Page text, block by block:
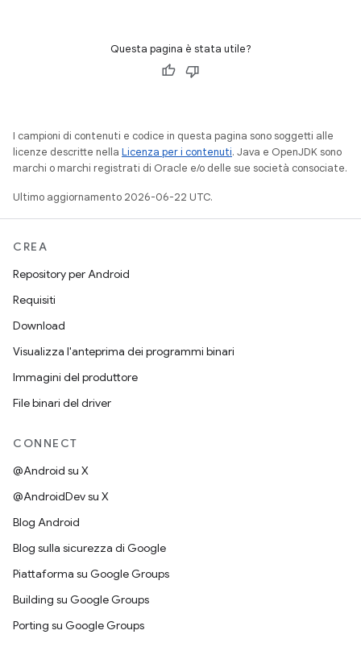
Questa pagina è stata utile?
I campioni di contenuti e codice in questa pagina sono soggetti alle
licenze descritte nella Licenza per i contenuti. Java e OpenJDK sono
marchi o marchi registrati di Oracle e/o delle sue società consociate.
Ultimo aggiornamento 2026-06-22 UTC.
CREA
Repository per Android
Requisiti
Download
Visualizza l'anteprima dei programmi binari
Immagini del produttore
File binari del driver
CONNECT
@Android su X
@AndroidDev su X
Blog Android
Blog sulla sicurezza di Google
Piattaforma su Google Groups
Building su Google Groups
Porting su Google Groups